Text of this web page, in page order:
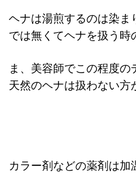
ヘナは湯煎するのは染ま
では無くてヘナを扱う時
ま、美容師でこの程度
天然のヘナは扱わない方
カラー剤などの薬剤は